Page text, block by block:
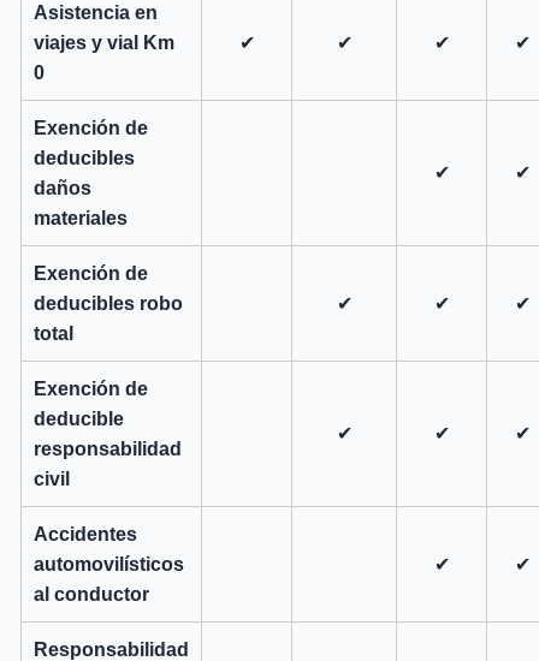
Asistencia en
viajes y vial Km
0
✔ ✔ ✔ ✔
Exención de
deducibles
daños
materiales
✔ ✔
Exención de
deducibles robo
total
✔ ✔ ✔
Exención de
deducible
responsabilidad
civil
✔ ✔ ✔
Accidentes
automovilísticos
al conductor
✔ ✔
Responsabilidad